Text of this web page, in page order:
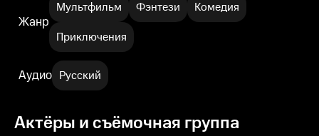
Жанр
Мультфильм Фэнтези
Комедия
Приключения
Аудио Русский
Актёры и съёмочная группа